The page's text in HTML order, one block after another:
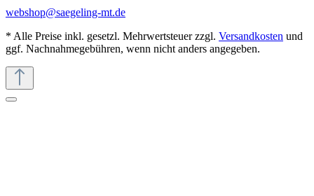
webshop@saegeling-mt.de
* Alle Preise inkl. gesetzl. Mehrwertsteuer zzgl. Versandkosten und
ggf. Nachnahmegebühren, wenn nicht anders angegeben.